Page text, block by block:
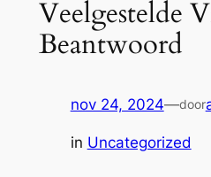
Veelgestelde
Beantwoord
nov 24, 2024—door
in Uncategorized